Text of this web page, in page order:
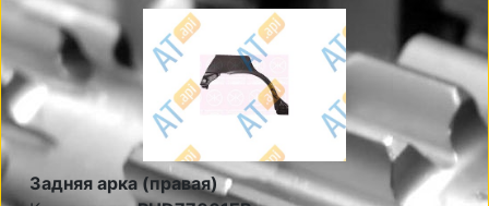
Задняя арка (правая)